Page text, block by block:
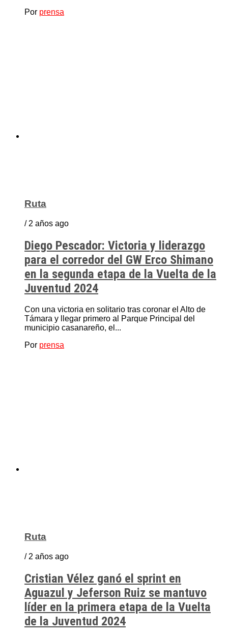
Por prensa
Ruta
/ 2 años ago
Diego Pescador: Victoria y liderazgo
para el corredor del GW Erco Shimano
en la segunda etapa de la Vuelta de la
Juventud 2024
Con una victoria en solitario tras coronar el Alto de
Támara y llegar primero al Parque Principal del
municipio casanareño, el...
Por prensa
Ruta
/ 2 años ago
Cristian Vélez ganó el sprint en
Aguazul y Jeferson Ruiz se mantuvo
líder en la primera etapa de la Vuelta
de la Juventud 2024